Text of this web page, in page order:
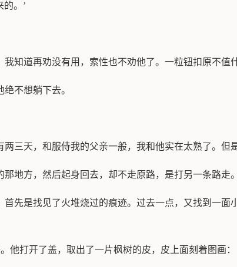
的。’
知道再劝没有用，索性也不劝他了。一粒钮扣原不值
不想躺下去。
三天，和服侍我的父亲一般，我和他实在太熟了。但
地方，然后起身回去，却不走原路，是打另一条路走。
先是找见了火堆烧过的痕迹。过去一点，又找到一面
他打开了盖，取出了一片枫树的皮，皮上面刻着图画：